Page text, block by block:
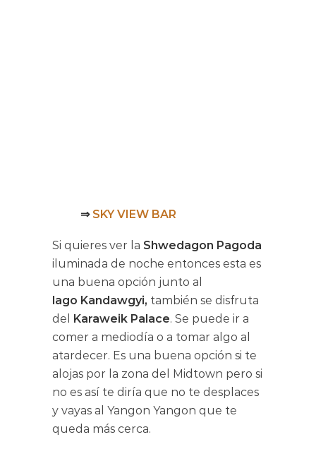
⇒ SKY VIEW BAR
Si quieres ver la Shwedagon Pagoda
iluminada de noche entonces esta es
una buena opción junto al
lago Kandawgyi, también se disfruta
del Karaweik Palace. Se puede ir a
comer a mediodía o a tomar algo al
atardecer. Es una buena opción si te
alojas por la zona del Midtown pero si
no es así te diría que no te desplaces
y vayas al Yangon Yangon que te
queda más cerca.